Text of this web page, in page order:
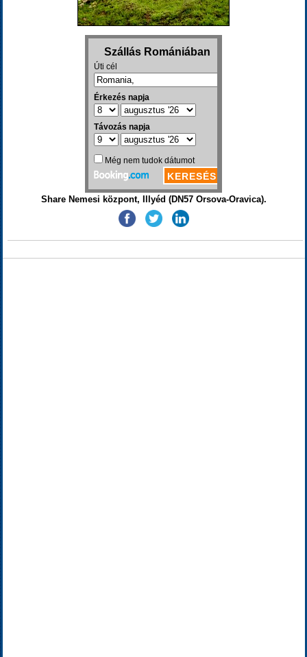
Share Nemesi központ, Illyéd (DN57 Orsova-Oravica).